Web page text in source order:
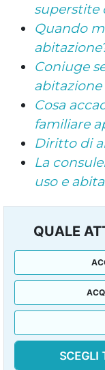
superstite
Quando
Coniuge
abitazione
Cosa
familiare
Diritto di
La
uso e
QUALE